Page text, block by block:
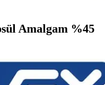
Amalgam %45